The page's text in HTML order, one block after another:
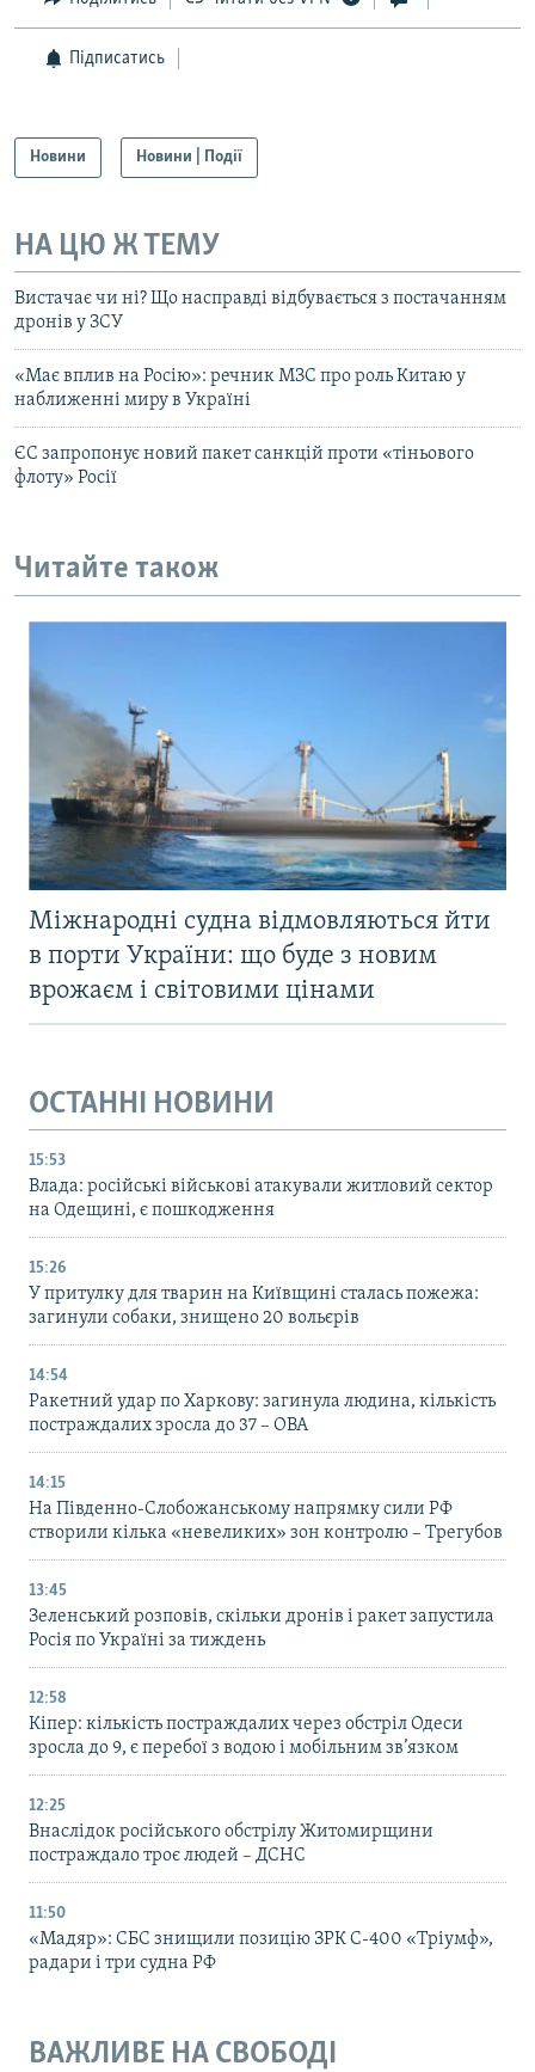
Підписатись
Новини Новини | Події
НА ЦЮ Ж ТЕМУ
Вистачає чи ні? Що насправді відбувається з постачанням
дронів у ЗСУ
«Має вплив на Росію»: речник МЗС про роль Китаю у
наближенні миру в Україні
ЄС запропонує новий пакет санкцій проти «тіньового
флоту» Росії
Читайте також
Міжнародні судна відмовляються йти
в порти України: що буде з новим
врожаєм і світовими цінами
ОСТАННІ НОВИНИ
15:53
Влада: російські військові атакували житловий сектор
на Одещині, є пошкодження
15:26
У притулку для тварин на Київщині сталась пожежа:
загинули собаки, знищено 20 вольєрів
14:54
Ракетний удар по Харкову: загинула людина, кількість
постраждалих зросла до 37 – ОВА
14:15
На Південно-Слобожанському напрямку сили РФ
створили кілька «невеликих» зон контролю – Трегубов
13:45
Зеленський розповів, скільки дронів і ракет запустила
Росія по Україні за тиждень
12:58
Кіпер: кількість постраждалих через обстріл Одеси
зросла до 9, є перебої з водою і мобільним зв’язком
12:25
Внаслідок російського обстрілу Житомирщини
постраждало троє людей – ДСНС
11:50
«Мадяр»: СБС знищили позицію ЗРК С-400 «Тріумф»,
радари і три судна РФ
ВАЖЛИВЕ НА СВОБОДІ